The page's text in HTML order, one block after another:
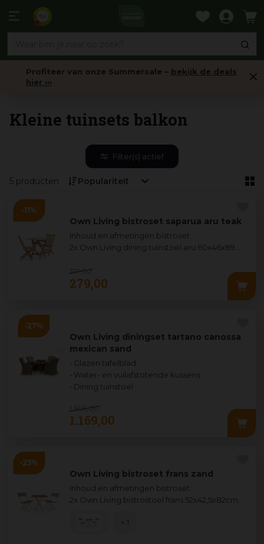
naar
Profiteer van onze Summersale – bekijk de deals
hier ›››
Kleine tuinsets balkon
Filter(s) actief
5 producten
Own Living bistroset saparua aru teak
Inhoud en afmetingen bistroset:
2x Own Living dining tuinstoel aru 60x46x89
317 ,00
279,00
Own Living diningset tartano canossa
mexican sand
• Glazen tafelblad
• Water- en vuilafstotende kussens
• Dining tuinstoel
1.605,00
1.169,00
Own Living bistroset frans zand
Inhoud en afmetingen bistroset:
2x Own Living bistrostoel frans 52x42,5x82cm
+ 1